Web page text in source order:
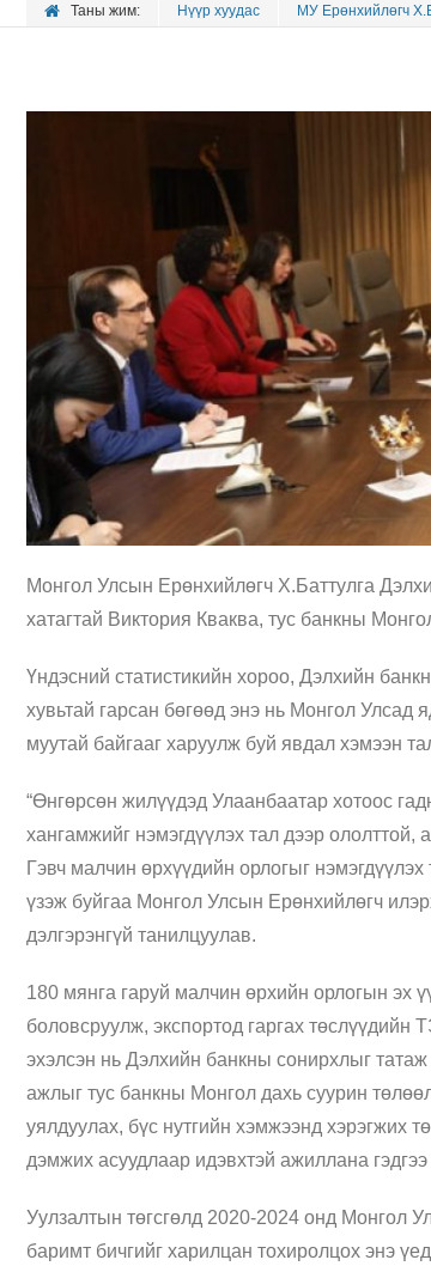
Таны жим: Нүүр хуудас МУ Ерөнхийлөгч
Монгол Улсын Ерөнхийлөгч Х.Баттулга
хатагтай Виктория Кваква, тус банкны
Үндэсний статистикийн хороо, Дэлхийн
хувьтай гарсан бөгөөд энэ нь Монгол Улсад
муутай байгааг харуулж буй явдал хэмээн
“Өнгөрсөн жилүүдэд Улаанбаатар хотоос
хангамжийг нэмэгдүүлэх тал дээр ололттой,
Гэвч малчин өрхүүдийн орлогыг
үзэж буйгаа Монгол Улсын Ерөнхийлөгч
дэлгэрэнгүй танилцуулав.
180 мянга гаруй малчин өрхийн орлогын эх
боловсруулж, экспортод гаргах төслүүдийн
эхэлсэн нь Дэлхийн банкны сонирхлыг
ажлыг тус банкны Монгол дахь суурин
уялдуулах, бүс нутгийн хэмжээнд хэрэгжих
дэмжих асуудлаар идэвхтэй ажиллана
Уулзалтын төгсгөлд 2020-2024 онд Монгол
баримт бичгийг харилцан тохиролцох энэ